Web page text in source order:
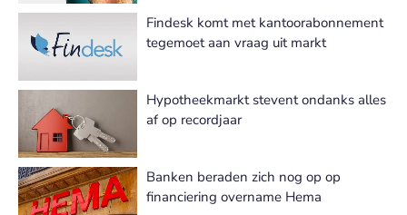
Findesk komt met kantoorabonnement
tegemoet aan vraag uit markt
Hypotheekmarkt stevent ondanks alles
af op recordjaar
Banken beraden zich nog op op
financiering overname Hema